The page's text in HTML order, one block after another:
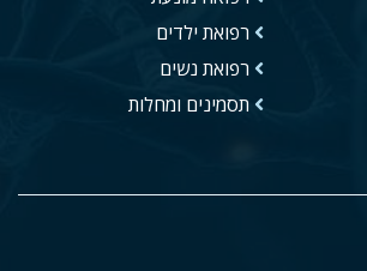
רפואת ילדים
רפואת נשים
תסמינים ומחלות